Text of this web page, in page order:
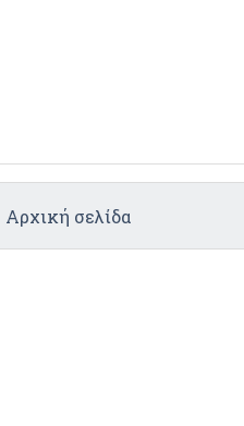
Αρχική σελίδα